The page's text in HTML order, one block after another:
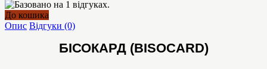
До кошика
Опис Відгуки (0)
БІСОКАРД (BISOCARD)